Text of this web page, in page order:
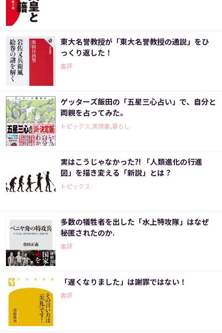
東大名誉教授が「東大名誉教授の通説」をひ
っくり返した！
書評
ゲッターズ飯田の「五星三心占い」で、自分と
両親を占ってみた。
トピックス,実用書,暮らし
実はこうじゃなかった?! 「人類進化の行進
図」を描き変える「新説」とは？
トピックス
多数の犠牲者を出した「水上特攻隊」はなぜ
秘匿されたのか.
書評
「遅くなりました」は謝罪ではない！
書評